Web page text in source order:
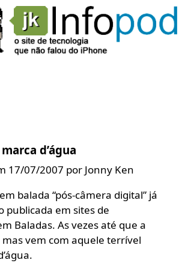
d’água
17/07/2007 por Jonny Ken
balada “pós-câmera digital” já
publicada em sites de
Baladas. As vezes até que a
vem com aquele terrível